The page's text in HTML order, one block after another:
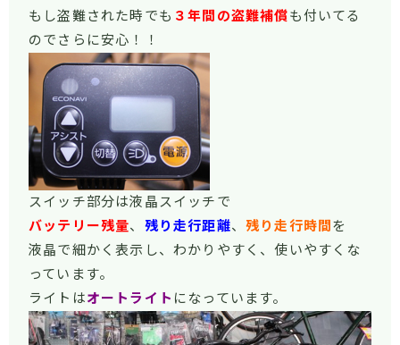
もし盗難された時でも ３年間の盗難補償も付いてる
のでさらに安心！！
スイッチ部分は液晶スイッチで
バッテリー残量、 残り走行距離、残り走行時間を
液晶で細かく表示し、わかりやすく、使いやすくな
っています。
ライトはオートライト になっています。